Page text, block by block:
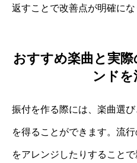
返すことで改善点が明確にな
おすすめ楽曲と実
ンドを
振付を作る際には、楽曲選
を得ることができます。流
をアレンジしたりすること